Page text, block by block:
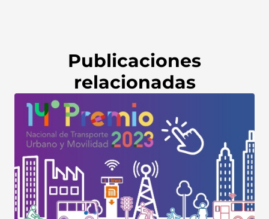
Publicaciones
relacionadas